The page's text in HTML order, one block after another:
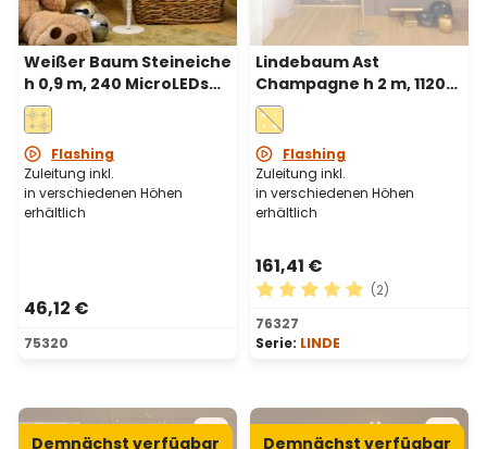
Weißer Baum Steineiche
h 0,9 m, 240 MicroLEDs
warmweiß,
Innenbereich
Flashing
Zuleitung inkl.
in verschiedenen Höhen
erhältlich
46,12 €
75320
Lindebaum Ast
Champagne h 2 m, 1120
Micro-LED warmweiß
und Kaltweiß,
Innenbereich
Flashing
Zuleitung inkl.
in verschiedenen Höhen
erhältlich
161,41 €
Durchschnittliche
(2)
76327
Serie: LINDE
Demnächst verfügbar Demnächst verfügbar